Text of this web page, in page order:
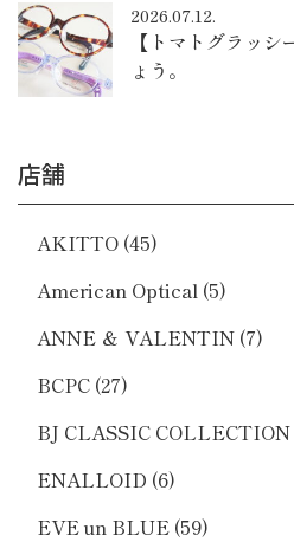
2026.07.12.
【トマトグラッ
ょう。
店舗
AKITTO (45)
American Optical (5)
ANNE ＆ VALENTIN (7)
BCPC (27)
BJ CLASSIC COLLECTION
ENALLOID (6)
EVE un BLUE (59)